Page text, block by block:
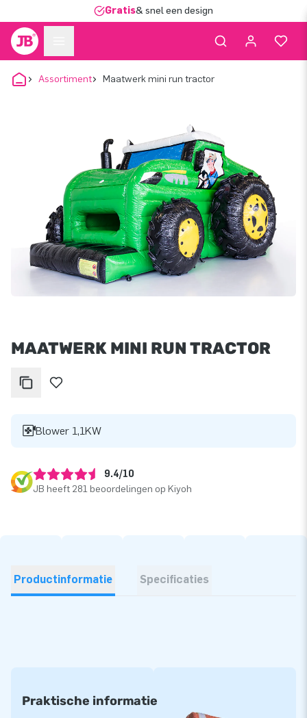
Gratis& snel een design
Assortiment Maatwerk mini run tractor
MAATWERK MINI RUN TRACTOR
Blower 1,1KW
9.4/10
JB heeft 281 beoordelingen op Kiyoh
Productinformatie Specificaties
Praktische informatie